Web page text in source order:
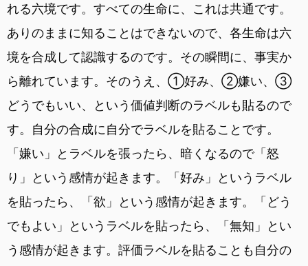
れる六境です。すべての生命に、これは共通です。
ありのままに知ることはできないので、各生命は六
境を合成して認識するのです。その瞬間に、事実か
ら離れています。そのうえ、①好み、②嫌い、③
どうでもいい、という価値判断のラベルも貼るので
す。自分の合成に自分でラベルを貼ることです。
「嫌い」とラベルを張ったら、暗くなるので「怒
り」という感情が起きます。「好み」というラベル
を貼ったら、「欲」という感情が起きます。「どう
でもよい」というラベルを貼ったら、「無知」とい
う感情が起きます。評価ラベルを貼ることも自分の